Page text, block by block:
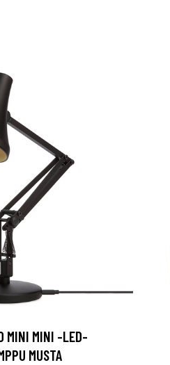
MINI MINI -LED-
MUSTA